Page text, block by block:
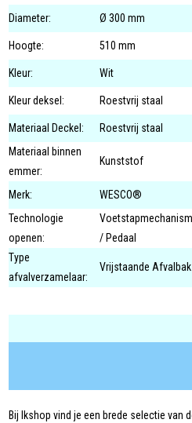
Diameter: Ø 300 mm
Hoogte: 510 mm
Kleur: Wit
Kleur deksel: Roestvrij staal
Materiaal Deckel:
Roestvrij staal
Materiaal binnen
emmer:
Kunststof
Merk:
WESCO®
Technologie
openen:
/ Pedaal
Type
afvalverzamelaar:
Vrijstaande Afvalbak
Bij Ikshop vind je een brede selectie van